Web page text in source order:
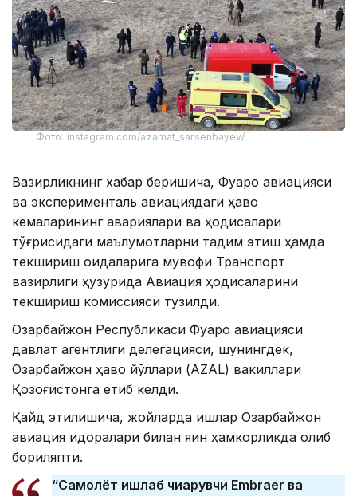
Фото: instagram.com/azamat_sarsenbayev/
Вазирликнинг хабар беришича, Фуқаро авиацияси
ва эксперименталь авиациядаги ҳаво
кемаларининг авариялари ва ҳодисалари
тўғрисидаги маълумотларни тақдим этиш ҳамда
текшириш қоидаларига мувофиқ Транспорт
вазирлиги ҳузурида Авиация ҳодисаларини
текшириш комиссияси тузилди.
Озарбайжон Республикаси Фуқаро авиацияси
давлат агентлиги делегацияси, шунингдек,
Озарбайжон ҳаво йўллари (AZAL) вакиллари
Қозоғистонга етиб келди.
Қайд этилишича, жойларда ишлар Озарбайжон
авиация идоралари билан яқин ҳамкорликда олиб
бориляпти.
“Самолёт ишлаб чиқарувчи Embraer ва